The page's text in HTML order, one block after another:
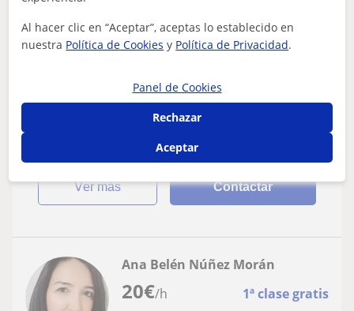
Logopeda para niños, adolescentes y
🗣️ LOGOPEDA – Niños, adolescentes y adultosSoy
logopeda y ofrezco intervención y apoyo individualizado
para niños, adolescentes y adultos,...
ver más Contactar
20€/h 1ª clase gratis
Ana Belén Núñez Morán
Al hacer clic en “Aceptar”, aceptas lo establecido en
nuestra Política de Cookies y Política de Privacidad.
Panel de Cookies
Rechazar
Aceptar